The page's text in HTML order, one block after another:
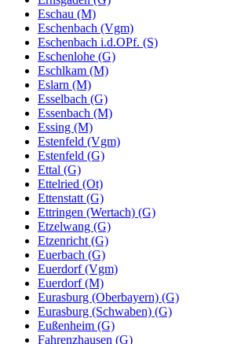
Eschau (M)
Eschenbach (Vgm)
Eschenbach i.d.OPf. (S)
Eschenlohe (G)
Eschlkam (M)
Eslarn (M)
Esselbach (G)
Essenbach (M)
Essing (M)
Estenfeld (Vgm)
Estenfeld (G)
Ettal (G)
Ettelried (Ot)
Ettenstatt (G)
Ettringen (Wertach) (G)
Etzelwang (G)
Etzenricht (G)
Euerbach (G)
Euerdorf (Vgm)
Euerdorf (M)
Eurasburg (Oberbayern) (G)
Eurasburg (Schwaben) (G)
Eußenheim (G)
Fahrenzhausen (G)